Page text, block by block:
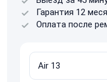
Гарантия 12
Оплата после